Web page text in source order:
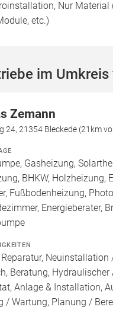
Nur Material
etc.)
im Umkreis
Zemann
24, 21354 Bleckede (21km
Gasheizung,
BHKW, Holzheizung,
Fußbodenheizung,
Energieberater,
Neuinstallation
Beratung, Hydraulischer
Anlage & Installation,
/ Wartung, Planung /